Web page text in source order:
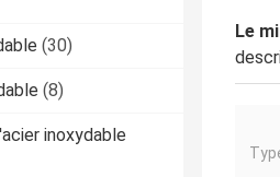
(30)
(8)
inoxydable
Le